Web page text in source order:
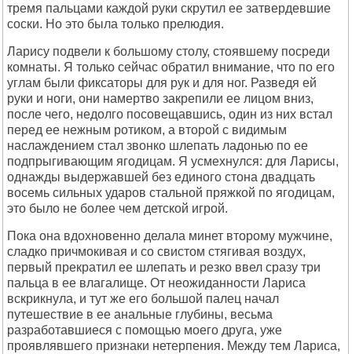
тремя пальцами каждой руки скрутил ее затвердевшие
соски. Но это была только прелюдия.
Ларису подвели к большому столу, стоявшему посреди
комнаты. Я только сейчас обратил внимание, что по его
углам были фиксаторы для рук и для ног. Разведя ей
руки и ноги, они намертво закрепили ее лицом вниз,
после чего, недолго посовещавшись, один из них встал
перед ее нежным ротиком, а второй с видимым
наслаждением стал звонко шлепать ладонью по ее
подпрыгивающим ягодицам. Я усмехнулся: для Ларисы,
однажды выдержавшей без единого стона двадцать
восемь сильных ударов стальной пряжкой по ягодицам,
это было не более чем детской игрой.
Пока она вдохновенно делала минет второму мужчине,
сладко причмокивая и со свистом стягивая воздух,
первый прекратил ее шлепать и резко ввел сразу три
пальца в ее влагалище. От неожиданности Лариса
вскрикнула, и тут же его большой палец начал
путешествие в ее анальные глубины, весьма
разработавшиеся с помощью моего друга, уже
проявлявшего признаки нетерпения. Между тем Лариса,